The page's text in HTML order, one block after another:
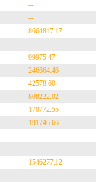
--
--
8664847.17
--
99975.47
246664.46
42578.60
808222.02
170772.55
191746.66
--
--
1546277.12
--